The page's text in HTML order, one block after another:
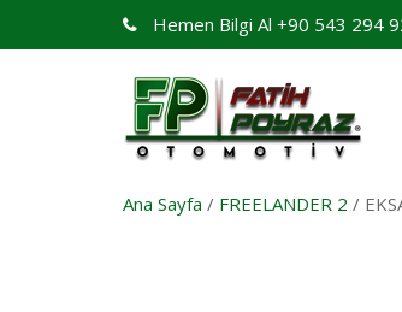
Hemen Bilgi Al +90 543 294
Ana Sayfa / FREELANDER 2 /